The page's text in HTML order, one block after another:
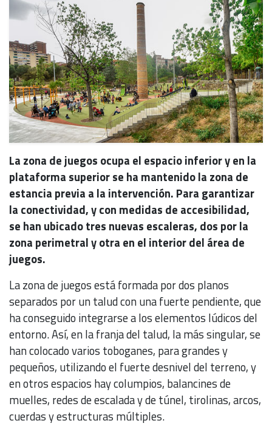
La zona de juegos ocupa el espacio inferior y en la
plataforma superior se ha mantenido la zona de
estancia previa a la intervención. Para garantizar
la conectividad, y con medidas de accesibilidad,
se han ubicado tres nuevas escaleras, dos por la
zona perimetral y otra en el interior del área de
juegos.
La zona de juegos está formada por dos planos
separados por un talud con una fuerte pendiente, que
ha conseguido integrarse a los elementos lúdicos del
entorno. Así, en la franja del talud, la más singular, se
han colocado varios toboganes, para grandes y
pequeños, utilizando el fuerte desnivel del terreno, y
en otros espacios hay columpios, balancines de
muelles, redes de escalada y de túnel, tirolinas, arcos,
cuerdas y estructuras múltiples.